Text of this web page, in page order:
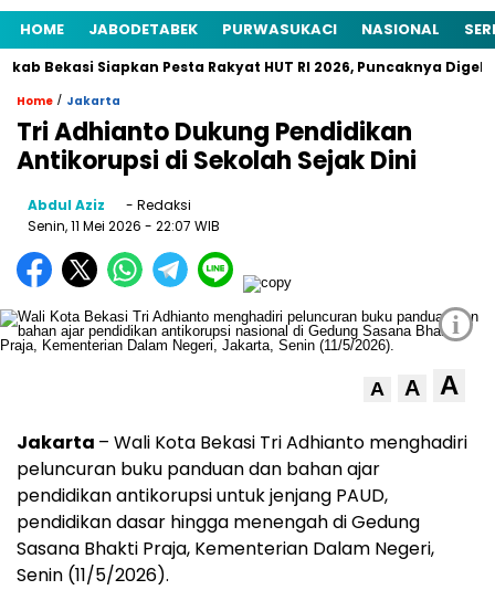
HOME JABODETABEK PURWASUKACI NASIONAL
Bekasi Siapkan Pesta Rakyat HUT RI 2026, Puncaknya Digelar
Home / Jakarta
Tri Adhianto Dukung Pendidikan
Antikorupsi di Sekolah Sejak Dini
Abdul Aziz
- Redaksi
Senin, 11 Mei 2026 - 22:07 WIB
i
A A A
Jakarta – Wali Kota Bekasi Tri Adhianto menghadiri
peluncuran buku panduan dan bahan ajar
pendidikan antikorupsi untuk jenjang PAUD,
pendidikan dasar hingga menengah di Gedung
Sasana Bhakti Praja, Kementerian Dalam Negeri,
Senin (11/5/2026).